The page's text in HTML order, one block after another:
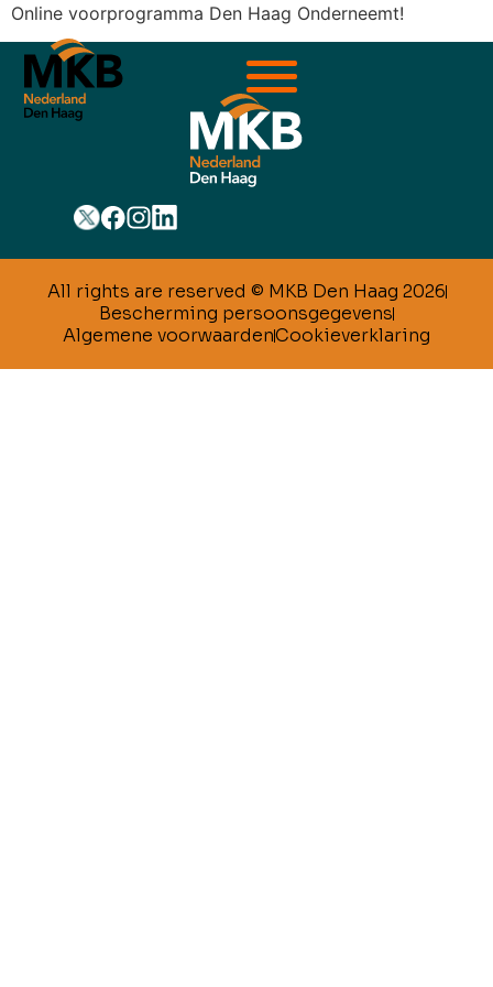
Online voorprogramma Den Haag Onderneemt!
All rights are reserved © MKB Den Haag 2026
Bescherming persoonsgegevens
Algemene voorwaardenCookieverklaring